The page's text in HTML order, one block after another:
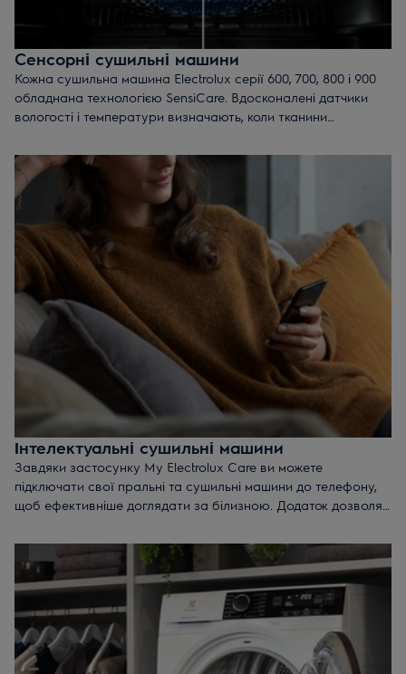
Сенсорні сушильні машини
Кожна сушильна машина Electrolux серії 600, 700, 800 і 900
обладнана технологією SensiCare. Вдосконалені датчики
вологості і температури визначають, коли тканини
енергію, а також захищає предмети від пересушування.
Технологія Electrolux 3DSense доступна на деяких моделях
серії 900. Унікальний датчик визначає вологість не тільки на
поверхні, але і всередині речей. Результат: турбота і догляд
за всіма тканинами від шерсті до шовку і навіть пуху.
Інтелектуальні сушильні машини
Завдяки застосунку My Electrolux Care ви можете
підключати свої пральні та сушильні машини до телефону,
щоб ефективніше доглядати за білизною. Додаток дозволяє
смартфона. Індивідуальний догляд за білизною з вашого
смартфона.